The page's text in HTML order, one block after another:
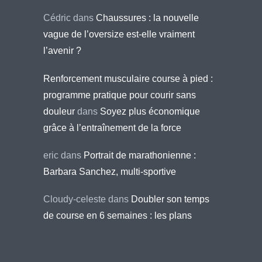
Cédric dans Chaussures : la nouvelle
vague de l’oversize est-elle vraiment
l’avenir ?
Renforcement musculaire course à pied :
programme pratique pour courir sans
douleur dans Soyez plus économique
grâce à l’entraînement de la force
eric dans Portrait de marathonienne :
Barbara Sanchez, multi-sportive
Cloudy-celeste dans Doubler son temps
de course en 6 semaines : les plans